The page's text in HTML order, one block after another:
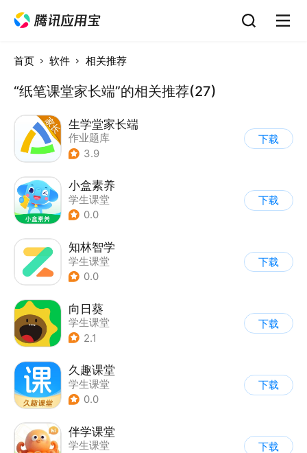
首页 软件 相关推荐
“纸笔课堂家长端”的相关推荐(27)
生学堂家长端
作业题库
3.9
下载
小盒素养
学生课堂
0.0
下载
知林智学
学生课堂
0.0
下载
向日葵
学生课堂
2.1
下载
久趣课堂
学生课堂
0.0
下载
伴学课堂
学生课堂
下载